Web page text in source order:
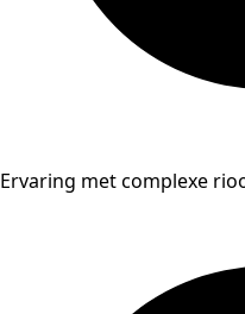
Ervaring met complexe